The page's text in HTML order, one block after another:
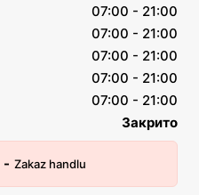
07:00 - 21:00
07:00 - 21:00
07:00 - 21:00
07:00 - 21:00
07:00 - 21:00
Закрито
- Zakaz handlu